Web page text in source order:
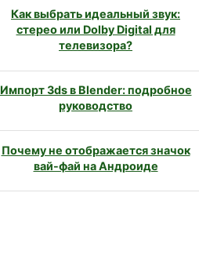
Как выбрать идеальный звук:
стерео или Dolby Digital для
телевизора?
Импорт 3ds в Blender: подробное
руководство
Почему не отображается значок
вай-фай на Андроиде